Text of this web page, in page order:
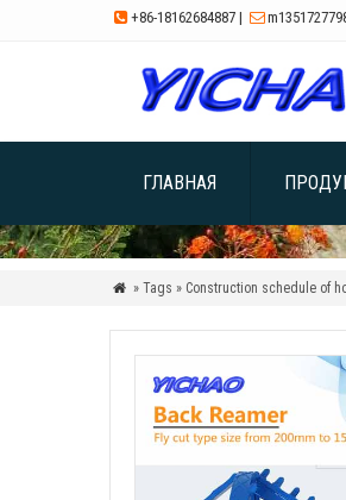
 +86-18162684887 | 
ГЛАВНАЯ
 » Tags » Construction schedule of